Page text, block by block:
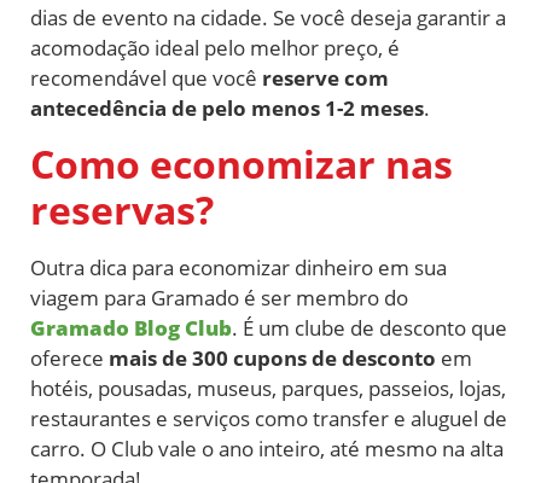
dias de evento na cidade. Se você deseja garantir a
acomodação ideal pelo melhor preço, é
recomendável que você reserve com
antecedência de pelo menos 1-2 meses.
Como economizar nas
reservas?
Outra dica para economizar dinheiro em sua
viagem para Gramado é ser membro do
Gramado Blog Club. É um clube de desconto que
oferece mais de 300 cupons de desconto em
hotéis, pousadas, museus, parques, passeios, lojas,
restaurantes e serviços como transfer e aluguel de
carro. O Club vale o ano inteiro, até mesmo na alta